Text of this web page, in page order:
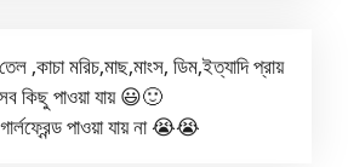
,কাচা মরিচ,মাছ,মাংস, ডিম,ইত্যাদি প্রায়
কিছু পাওয়া যায় 😃🙂
পাওয়া যায় না 😭😭